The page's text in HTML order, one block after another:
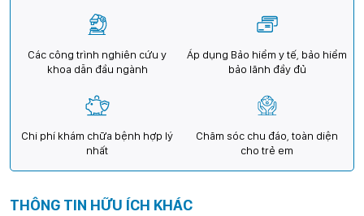
Các công trình nghiên cứu y
khoa dẫn đầu ngành
Áp dụng Bảo hiểm y tế, bảo hiểm
bảo lãnh đầy đủ
Chi phí khám chữa bệnh hợp lý
nhất
Chăm sóc chu đáo, toàn diện
cho trẻ em
THÔNG TIN HỮU ÍCH KHÁC